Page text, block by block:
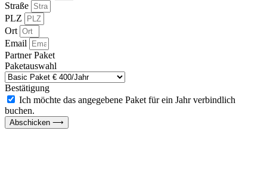
Straße
PLZ
Ort
Email
Partner Paket
Paketauswahl
Bestätigung
Ich möchte das angegebene Paket für ein Jahr verbindlich
buchen.
Abschicken ⟶